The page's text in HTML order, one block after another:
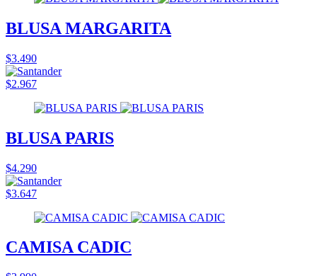
BLUSA MARGARITA
$3.490
$2.967
BLUSA PARIS
$4.290
$3.647
CAMISA CADIC